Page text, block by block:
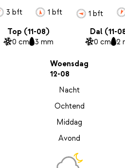
3 bft 1 bft
1 bft
Top (11-08)
0 cm 3 mm
Dal (11-
0 cm 2
Woensdag
12-08
Nacht
Ochtend
Middag
Avond